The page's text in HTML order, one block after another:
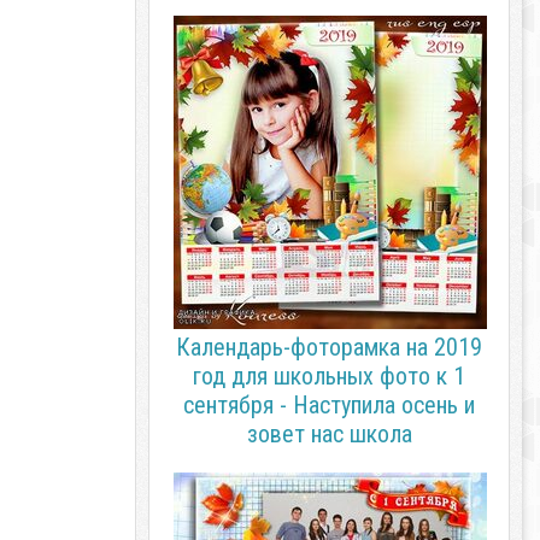
Календарь-фоторамка на 2019
год для школьных фото к 1
сентября - Наступила осень и
зовет нас школа